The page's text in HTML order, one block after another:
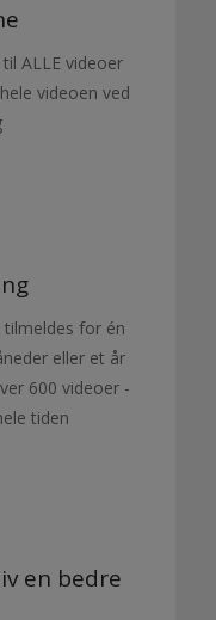
ALLE videoer
videoen ved
for én
eller et år
600 videoer -
tiden
en bedre